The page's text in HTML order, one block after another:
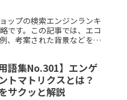
ップの検索エンジンランキ
です。この記事では、エコ
、考案された背景などをわ
用語集No.301】エンゲ
トマトリクスとは？
サクッと解説